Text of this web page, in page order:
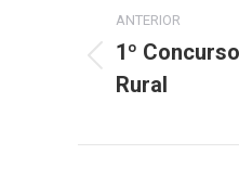
ANTERIOR
post:
1º
Rural